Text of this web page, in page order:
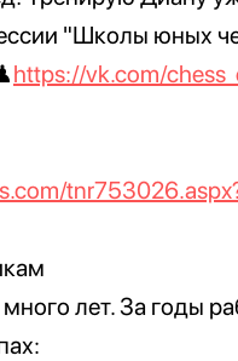
"Школы юных
https://vk.com/
лет. За годы